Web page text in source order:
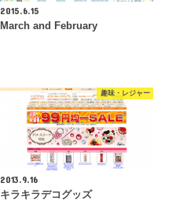
2015.6.15
March and February
趣味・レジャー
2013.9.16
キラキラデコグッズ